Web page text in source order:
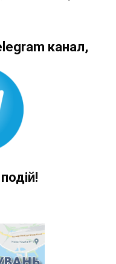
канал,